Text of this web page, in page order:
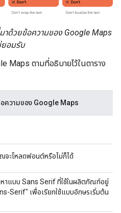
าด้วยข้อความของ Google Maps
ยอมรับ
Maps ตามที่อธิบายไว้ในตาราง
ความของ Google Maps
จะโหลดฟอนต์หรือไม่ก็ได้
าแบบ Sans Serif ที่ใช้ในผลิตภัณฑ์อยู่
Serif" เพื่อเรียกใช้แบบอักษรเริ่มต้น